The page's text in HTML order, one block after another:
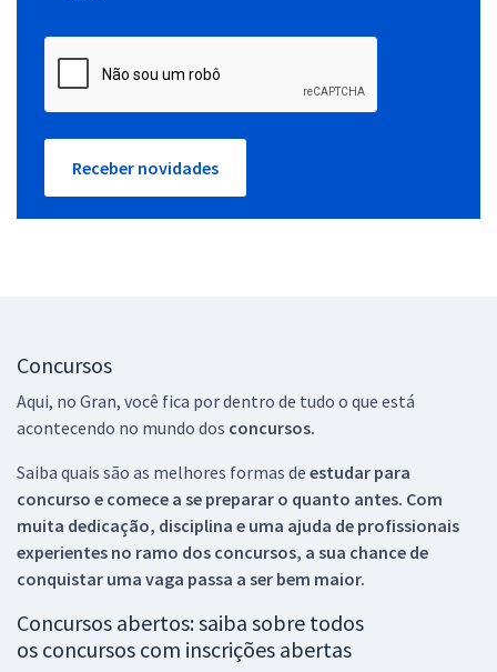
Receber novidades
Concursos
Aqui, no Gran, você fica por dentro de tudo o que está
acontecendo no mundo dos concursos.
Saiba quais são as melhores formas de estudar para
concurso e comece a se preparar o quanto antes. Com
muita dedicação, disciplina e uma ajuda de profissionais
experientes no ramo dos concursos, a sua chance de
conquistar uma vaga passa a ser bem maior.
Concursos abertos: saiba sobre todos
os concursos com inscrições abertas